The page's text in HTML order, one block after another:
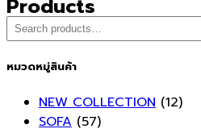
Products
ค้นหา
หมวดหมู่สินค้า
NEW COLLECTION (12)
SOFA (57)